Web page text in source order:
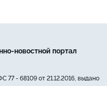
новостной портал
- 68109 от 21.12.2016, выдано